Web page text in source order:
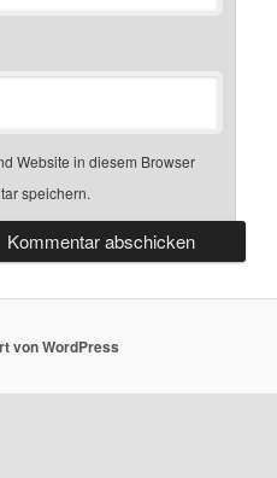
Website in diesem Browser
speichern.
von WordPress